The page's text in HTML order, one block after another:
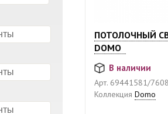
ПОТОЛОЧНЫЙ
DOMO
В наличии
Арт.69441581/7608
Коллекция Domo